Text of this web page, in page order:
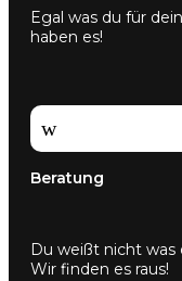
Egal was du für
haben es!
w
Beratung
Du weißt nicht was
Wir finden es raus!